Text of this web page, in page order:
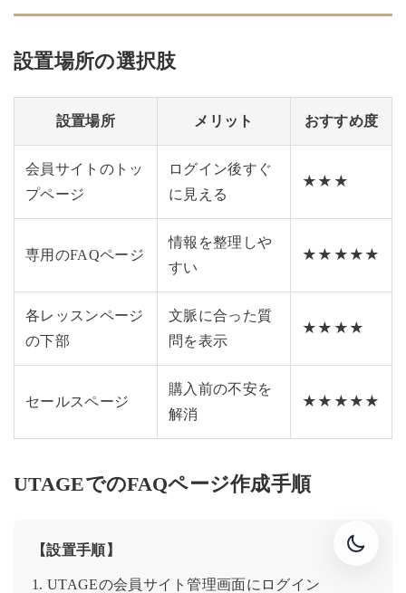
設置場所の選択肢
設置場所 メリット おすすめ度
会員サイトのトッ
プページ
ログイン後すぐ
に見える
★★★
専用のFAQページ
情報を整理しや
すい
★★★★★
各レッスンページ
の下部
文脈に合った質
問を表示
★★★★
セールスページ
購入前の不安を
解消
★★★★★
UTAGEでのFAQページ作成手順
【設置手順】
1. UTAGEの会員サイト管理画面にログイン